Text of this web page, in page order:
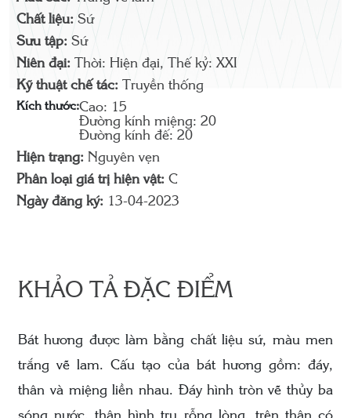
Chất liệu:Sứ
Sưu tập:Sứ
Niên đại: Thời: Hiện đại, Thế kỷ: XXI
Kỹ thuật chế tác: Truyền thống
Kích thước:Cao: 15
Đường kính miệng: 20
Đường kính đế: 20
Hiện trạng:Nguyên vẹn
Phân loại giá trị hiện vật:C
Ngày đăng ký: 13-04-2023
KHẢO TẢ ĐẶC ĐIỂM
Bát hương được làm bằng chất liệu sứ, màu men
trắng vẽ lam. Cấu tạo của bát hương gồm: đáy,
thân và miệng liền nhau. Đáy hình tròn vẽ thủy ba